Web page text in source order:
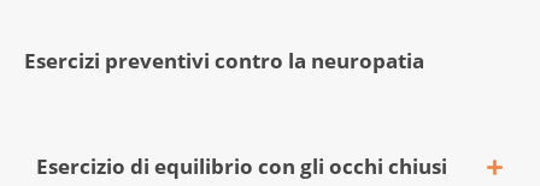
sugli effetti collaterali. È possibile adottare
può essere adattata.
attenzione:
a tappeti allentati, soglie, cordoli e stanze
Esercizi preventivi contro la neuropatia
Esercizio di equilibrio con gli occhi chiusi